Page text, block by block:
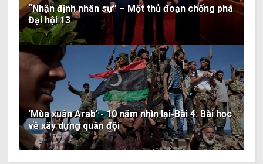
“Nhận định nhân sự” – Một thủ đoạn chống phá
Đại hội 13
'Mùa xuân Arab' - 10 năm nhìn lại-Bài 4: Bài học
về xây dựng quân đội